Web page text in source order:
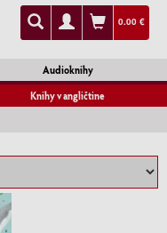
0.00 €
Audioknihy
Knihy v angličtine